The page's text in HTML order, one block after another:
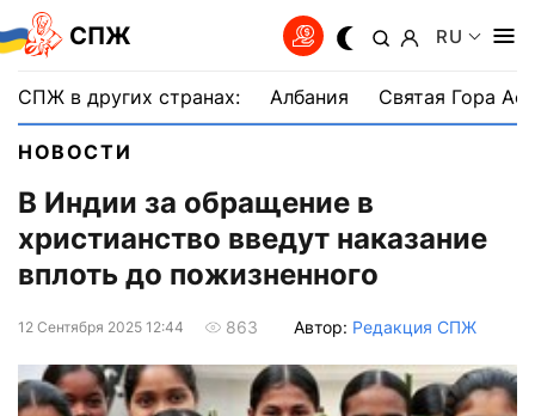
СПЖ RU
СПЖ в других странах: Албания Святая Гора
НОВОСТИ
В Индии за обращение в
христианство введут наказание
вплоть до пожизненного
12 Сентября 2025 12:44 863 Автор: Редакция СПЖ